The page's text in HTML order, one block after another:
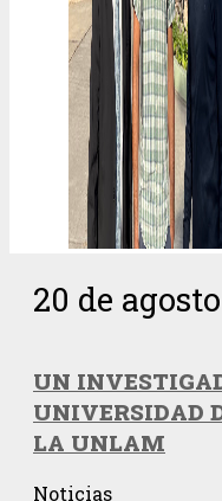
20 de
UN
UNIVERSIDAD
LA UNLAM
Noticias